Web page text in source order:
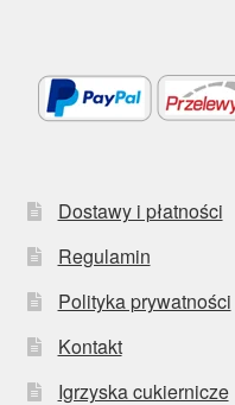
Dostawy i płatności
Regulamin
Polityka prywatności
Kontakt
Igrzyska cukiernicze